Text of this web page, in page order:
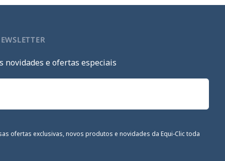
novidades e ofertas especiais
ofertas exclusivas, novos produtos e novidades da Equi-Clic toda